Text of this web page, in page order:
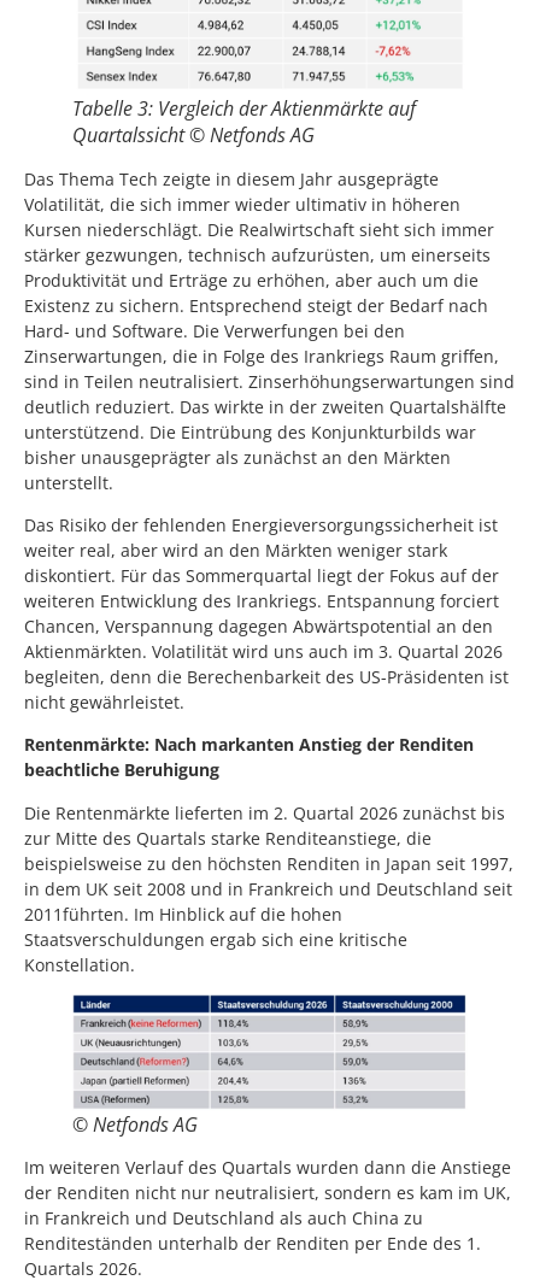
Tabelle 3: Vergleich der Aktienmärkte auf
Quartalssicht © Netfonds AG
Das Thema Tech zeigte in diesem Jahr ausgeprägte
Volatilität, die sich immer wieder ultimativ in höheren
Kursen niederschlägt. Die Realwirtschaft sieht sich immer
stärker gezwungen, technisch aufzurüsten, um einerseits
Produktivität und Erträge zu erhöhen, aber auch um die
Existenz zu sichern. Entsprechend steigt der Bedarf nach
Hard- und Software. Die Verwerfungen bei den
Zinserwartungen, die in Folge des Irankriegs Raum griffen,
sind in Teilen neutralisiert. Zinserhöhungserwartungen sind
deutlich reduziert. Das wirkte in der zweiten Quartalshälfte
unterstützend. Die Eintrübung des Konjunkturbilds war
bisher unausgeprägter als zunächst an den Märkten
unterstellt.
Das Risiko der fehlenden Energieversorgungssicherheit ist
weiter real, aber wird an den Märkten weniger stark
diskontiert. Für das Sommerquartal liegt der Fokus auf der
weiteren Entwicklung des Irankriegs. Entspannung forciert
Chancen, Verspannung dagegen Abwärtspotential an den
Aktienmärkten. Volatilität wird uns auch im 3. Quartal 2026
begleiten, denn die Berechenbarkeit des US-Präsidenten ist
nicht gewährleistet.
Rentenmärkte: Nach markanten Anstieg der Renditen
beachtliche Beruhigung
Die Rentenmärkte lieferten im 2. Quartal 2026 zunächst bis
zur Mitte des Quartals starke Renditeanstiege, die
beispielsweise zu den höchsten Renditen in Japan seit 1997,
in dem UK seit 2008 und in Frankreich und Deutschland seit
2011führten. Im Hinblick auf die hohen
Staatsverschuldungen ergab sich eine kritische
Konstellation.
© Netfonds AG
Im weiteren Verlauf des Quartals wurden dann die Anstiege
der Renditen nicht nur neutralisiert, sondern es kam im UK,
in Frankreich und Deutschland als auch China zu
Renditeständen unterhalb der Renditen per Ende des 1.
Quartals 2026.